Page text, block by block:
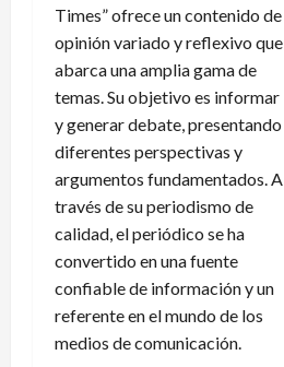
Times” ofrece un contenido de
opinión variado y reflexivo que
abarca una amplia gama de
temas. Su objetivo es informar
y generar debate, presentando
diferentes perspectivas y
argumentos fundamentados. A
través de su periodismo de
calidad, el periódico se ha
convertido en una fuente
confiable de información y un
referente en el mundo de los
medios de comunicación.